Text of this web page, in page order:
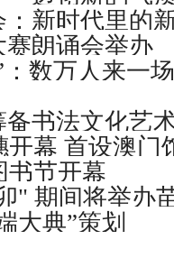
新时代里的
朗诵会举办
数万人来一
书法文化艺
开幕 首设澳门
书节开幕
" 期间将举办
大典”策划